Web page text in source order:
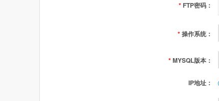
* FTP密码：
*操作系统：
*MYSQL版本：
IP地址：